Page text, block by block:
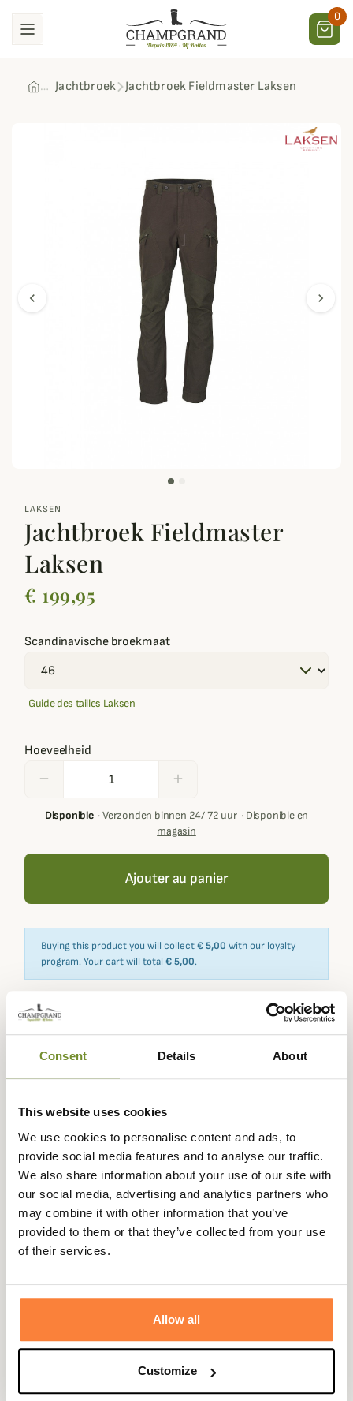
Consent Details About
This website uses cookies
We use cookies to personalise content and ads, to
provide social media features and to analyse our traffic.
We also share information about your use of our site with
our social media, advertising and analytics partners who
may combine it with other information that you’ve
provided to them or that they’ve collected from your use
of their services.
Allow all
Customize
0
Jachtbroek Jachtbroek Fieldmaster Laksen
chevron_left
zoom_out_map
chevron_right
LAKSEN
Jachtbroek Fieldmaster
Laksen
€ 199,95
Scandinavische broekmaat
Guide des tailles Laksen
Hoeveelheid
remove add
Disponible·Verzonden binnen 24/ 72 uur· Disponible en
magasin
Ajouter au panier
Buying this product you will collect€ 5,00 with our loyalty
program. Your cart will total € 5,00.
la journée
retour sous
90 jours
sécurisé
3 fois dès 100
Beschrijving
Laksenbiedt je de Fieldmaster jachtbroek, die is
uitgerust met het CTX Waterstop weerbestendige
systeem. De knieën zijn scharnierend voor totale
De Fieldmaster jachtbroek heeft een nauwsluitende snit
met dijbeenzakken met rits en zijzakken in de taille voor
om waardevolle spullen veilig op te bergen.
De Laksen Fieldmaster Jachtbroek ziet er geweldig uit in